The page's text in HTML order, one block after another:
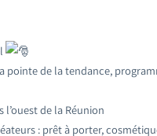
pointe de la tendance,
l’ouest de la Réunion
: prêt à porter,